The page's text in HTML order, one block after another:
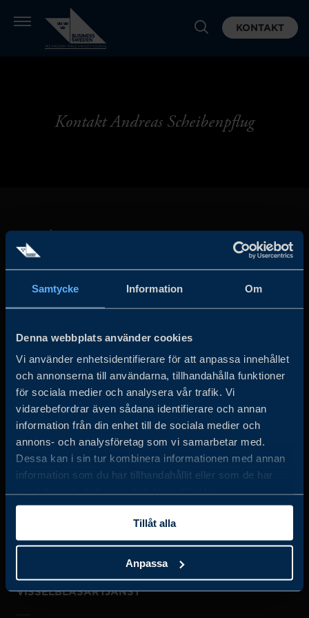
Samtycke Information Om
Denna webbplats använder cookies
Vi använder enhetsidentifierare för att anpassa innehållet
och annonserna till användarna, tillhandahålla funktioner
för sociala medier och analysera vår trafik. Vi
vidarebefordrar även sådana identifierare och annan
information från din enhet till de sociala medier och
annons- och analysföretag som vi samarbetar med.
Dessa kan i sin tur kombinera informationen med annan
information som du har tillhandahållit eller som de har
samlat in när du har använt deras tjänster.
Tillåt alla
Anpassa
KONTAKT
Kontakt Andreas Scheibenpflug
det privata näringslivet för att hjälpa svenska företag att
öka sin globala försäljning och internationella företag att
investera och expandera i Sverige.
JOBBA HOS OSS
OM OSS
VISSELBLÅSARTJÄNST